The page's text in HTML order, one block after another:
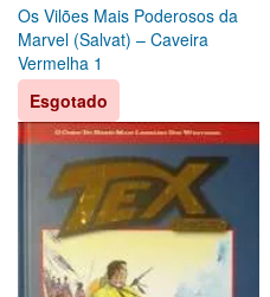
Os Vilões Mais Poderosos da
Marvel (Salvat) – Caveira
Vermelha 1
Esgotado